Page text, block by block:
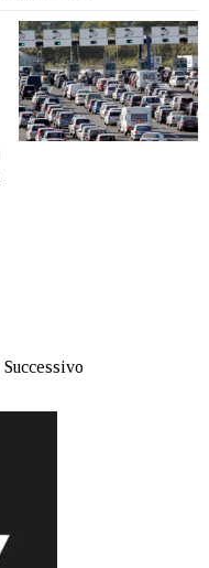
Successivo